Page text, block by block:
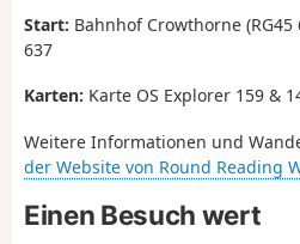
Start: Bahnhof Crowthorne
637
Karten: Karte OS Explorer 159 &
Weitere Informationen und
der Website von Round Reading
Einen Besuch wert